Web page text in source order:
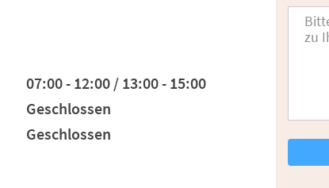
07:00 - 12:00 / 13:00 - 15:00
Geschlossen
Geschlossen